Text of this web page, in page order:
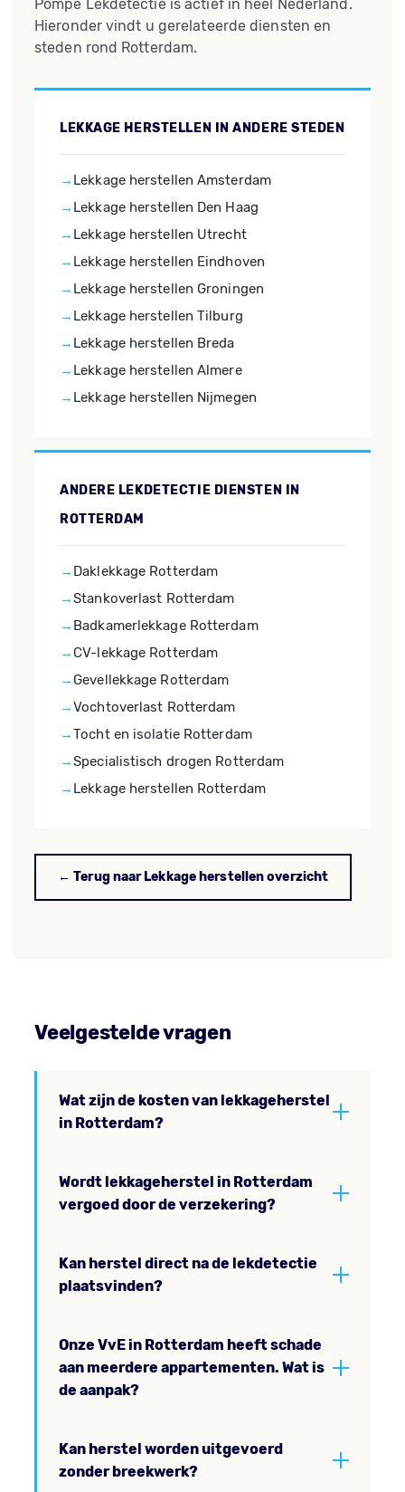
Pompe Lekdetectie is actief in heel Nederland.
Hieronder vindt u gerelateerde diensten en
steden rond Rotterdam.
LEKKAGE HERSTELLEN IN ANDERE STEDEN
Lekkage herstellen Amsterdam
Lekkage herstellen Den Haag
Lekkage herstellen Utrecht
Lekkage herstellen Eindhoven
Lekkage herstellen Groningen
Lekkage herstellen Tilburg
Lekkage herstellen Breda
Lekkage herstellen Almere
Lekkage herstellen Nijmegen
ANDERE LEKDETECTIE DIENSTEN IN
ROTTERDAM
Daklekkage Rotterdam
Stankoverlast Rotterdam
Badkamerlekkage Rotterdam
CV-lekkage Rotterdam
Gevellekkage Rotterdam
Vochtoverlast Rotterdam
Tocht en isolatie Rotterdam
Specialistisch drogen Rotterdam
Lekkage herstellen Rotterdam
← Terug naar Lekkage herstellen overzicht
Veelgestelde vragen
Wat zijn de kosten van lekkageherstel
in Rotterdam?
Wordt lekkageherstel in Rotterdam
vergoed door de verzekering?
Kan herstel direct na de lekdetectie
plaatsvinden?
Onze VvE in Rotterdam heeft schade
aan meerdere appartementen. Wat is
de aanpak?
Kan herstel worden uitgevoerd
zonder breekwerk?